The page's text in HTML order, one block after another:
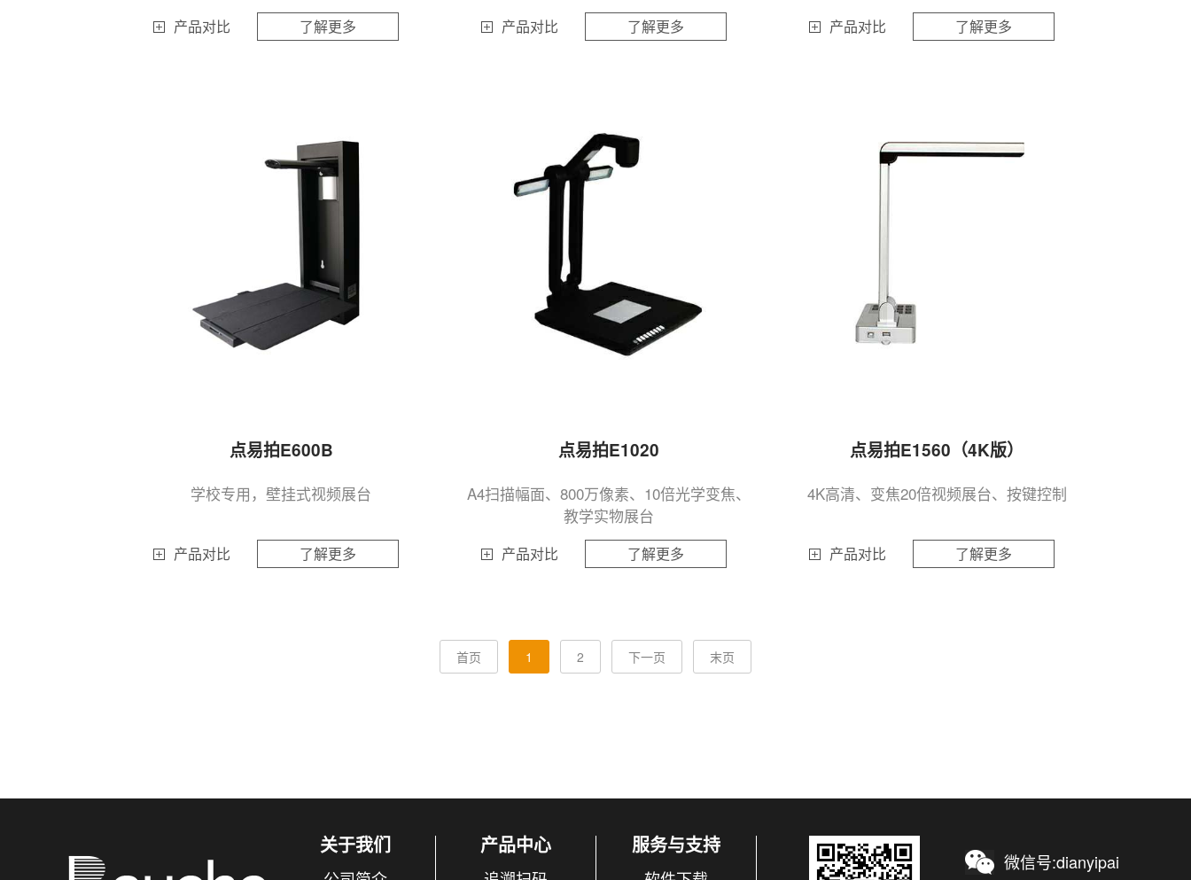
产品对比 了解更多 产品对比 了解更多 产品对比 了解更多
点易拍E600B
学校专用，壁挂式视频展台
产品对比 了解更多
点易拍E1020
A4扫描幅面、800万像素、10倍光学变焦、
教学实物展台
产品对比 了解更多
点易拍E1560（4K版）
4K高清、变焦20倍视频展台、按键控制
产品对比 了解更多
首页 1 2 下一页 末页
关于我们 产品中心 服务与支持
微信号:dianyipai